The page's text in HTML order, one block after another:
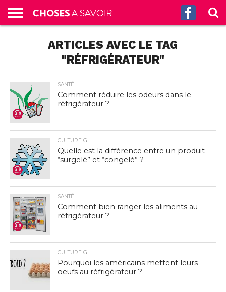
CULTURE
SCIENCES
HISTOIRE
ÉCONOMIE
INCROYABLE
S’ABONNER
CONTACT
PROPOSARTICLES AVEC LE TAG
"RÉFRIGÉRATEUR"
SANTÉ
Comment réduire les odeurs dans le
réfrigérateur ?
CULTURE G.
Quelle est la différence entre un produit
“surgelé” et “congelé” ?
SANTÉ
Comment bien ranger les aliments au
réfrigérateur ?
CULTURE G.
Pourquoi les américains mettent leurs
oeufs au réfrigérateur ?